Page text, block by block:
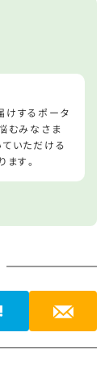
けするポータ
むみなさま
いただける
す。